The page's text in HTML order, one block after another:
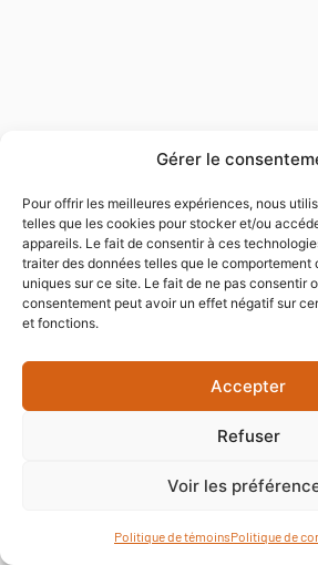
Gérer le
Pour offrir les meilleures expériences, nous
telles que les cookies pour stocker et/ou
appareils. Le fait de consentir à ces
traiter des données telles que le comportement
uniques sur ce site. Le fait de ne pas consentir
consentement peut avoir un effet négatif sur
et fonctions.
Accepter
Refuser
Voir les
Politique de témoinsPolitique de